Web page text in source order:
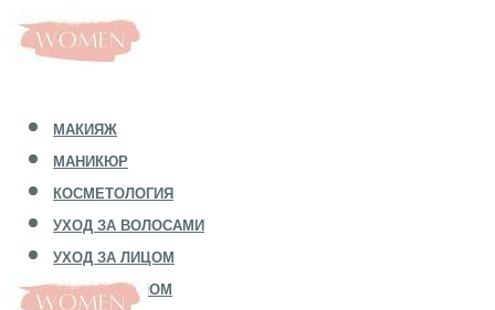
МАКИЯЖ
МАНИКЮР
КОСМЕТОЛОГИЯ
УХОД ЗА ВОЛОСАМИ
УХОД ЗА ЛИЦОМ
УХОД ЗА ТЕЛОМ